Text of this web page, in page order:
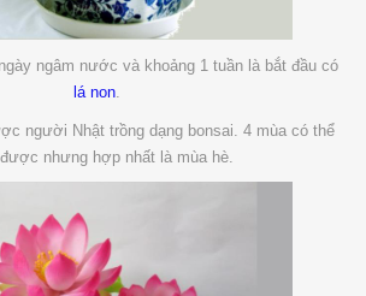
ngâm nước và khoảng 1 tuần là bắt đầu có
lá non.
người Nhật trồng dạng bonsai. 4 mùa có thể
nhưng hợp nhất là mùa hè.